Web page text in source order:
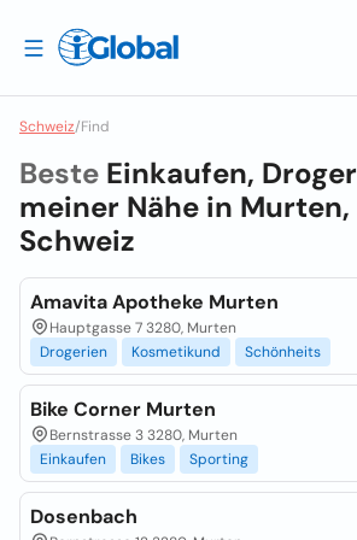
Schweiz/Find
Beste Einkaufen,
meiner Nähe in
Schweiz
Amavita Apotheke Murten
Hauptgasse 7 3280, Murten
Drogerien
Kosmetikund Schönheits
Bike Corner Murten
Bernstrasse 3 3280, Murten
Einkaufen
Bikes Sporting
Dosenbach